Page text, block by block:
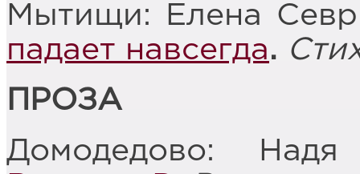
Мытищи: Елена
падает навсегда.
ПРОЗА
Домодедово: